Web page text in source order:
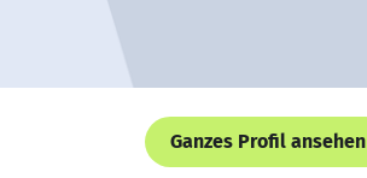
Ganzes Profil ansehen